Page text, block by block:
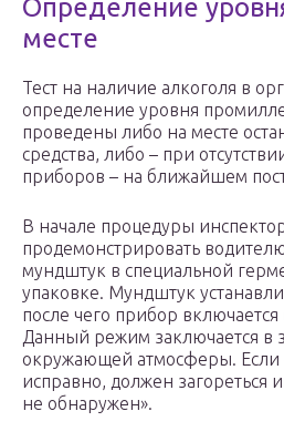
Определение
месте
Тест на наличие алкоголя в
определение уровня
проведены либо на месте
средства, либо – при
приборов – на ближайшем
В начале процедуры
продемонстрировать
мундштук в специальной
упаковке. Мундштук
после чего прибор
Данный режим заключается в
окружающей атмосферы. Если
исправно, должен загореться
не обнаружен».